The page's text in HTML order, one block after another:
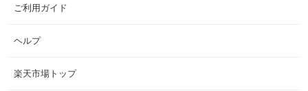
ご利用ガイド
ヘルプ
楽天市場トップ